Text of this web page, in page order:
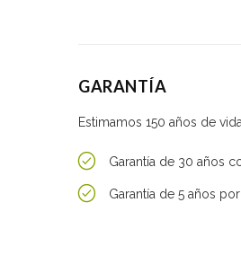
GARANTÍA
Estimamos 150 años de
Garantía de 30 años
Garantía de 5 años